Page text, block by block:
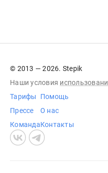
© 2013 — 2026. Stepik
Наши условия
Тарифы
Прессе
Команда
Помощь
О нас
Контакты